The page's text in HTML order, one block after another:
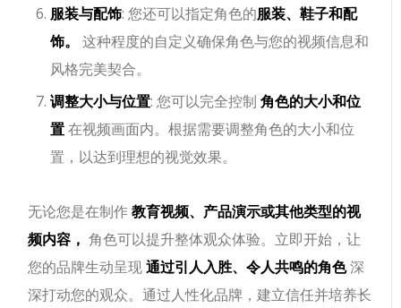
服装与配饰: 您还可以指定角色的服装、鞋子和配
饰。
这种程度的自定义确保角色与您的视频信息和
风格完美契合。
调整大小与位置: 您可以完全控制 角色的大小和位
置在视频画面内。根据需要调整角色的大小和位
置，以达到理想的视觉效果。
无论您是在制作教育视频、产品演示或其他类型的视
频内容， 角色可以提升整体观众体验。立即开始，让
您的品牌生动呈现通过引人入胜、令人共鸣的角色深
深打动您的观众。通过人性化品牌，建立信任并培养长